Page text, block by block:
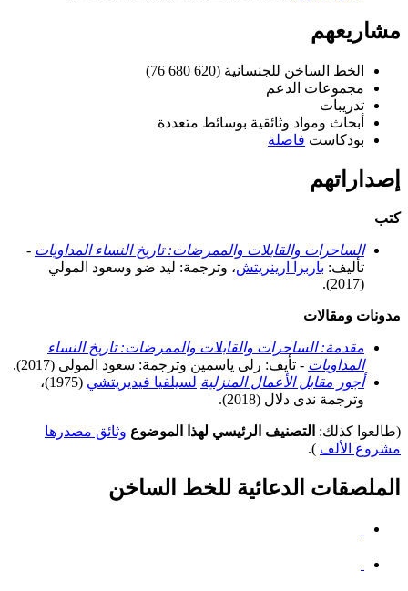
مشاريعهم
الخط الساخن للجنسانية (620 680 76)
مجموعات الدعم
تدريبات
أبحاث ومواد وثائقية بوسائط متعددة
بودكاست فاصلة
إصداراتهم
كتب
الساحرات والقابلات والممرضات: تاريخ النساء المداويات -
تأليف: باربرا ارينريتش، وترجمة: ليد ضو وسعود المولي
(2017).
مدونات ومقالات
مقدمة: الساحرات والقابلات والممرضات: تاريخ النساء
المداويات - تأيف: رلى ياسمين وترجمة: سعود المولى (2017).
أجور مقابل الأعمال المنزلية لسيلفيا فيديريتشي
(1975)،
وترجمة ندى دلال (2018).
(طالعوا كذلك: التصنيف الرئيسي لهذا الموضوع وثائق مصدرها
مشروع الألف ).
الملصقات الدعائية للخط الساخن